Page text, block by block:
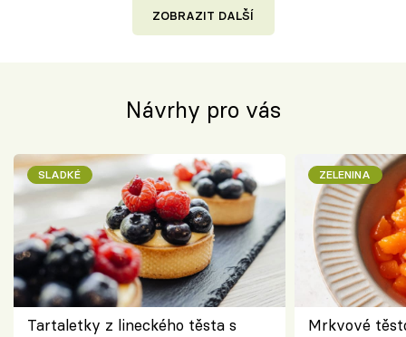
ZOBRAZIT DALŠÍ
Návrhy pro vás
SLADKÉ
Tartaletky z lineckého těsta s
ZELENINA
Mrkvové